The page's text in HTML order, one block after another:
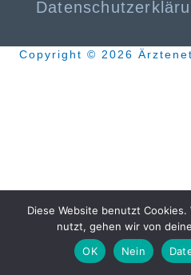
Copyright © 2026
Diese Website benutzt
nutzt, gehen wir von
OK
Nein